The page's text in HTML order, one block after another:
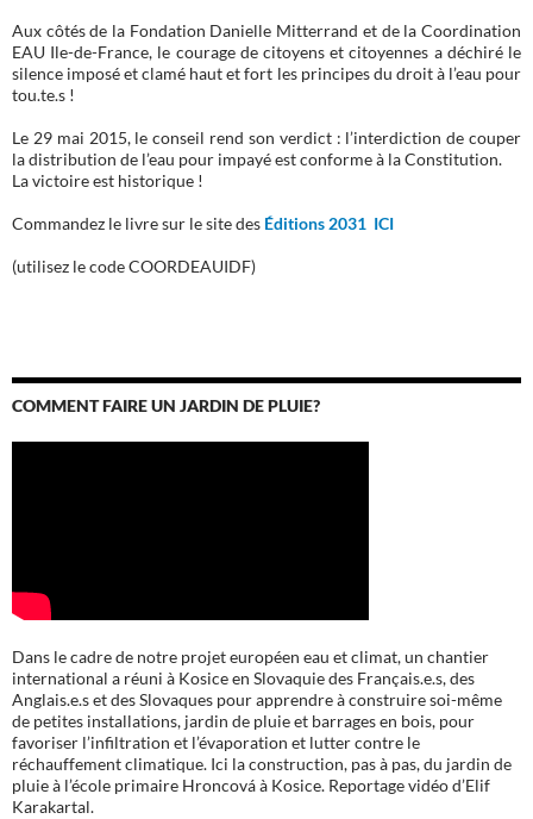
Aux côtés de la Fondation Danielle Mitterrand et de la Coordination
EAU Ile-de-France, le courage de citoyens et citoyennes a déchiré le
silence imposé et clamé haut et fort les principes du droit à l’eau pour
tou.te.s !
Le 29 mai 2015, le conseil rend son verdict : l’interdiction de couper
la distribution de l’eau pour impayé est conforme à la Constitution.
La victoire est historique !
Commandez le livre sur le site des Éditions 2031 ICI
(utilisez le code COORDEAUIDF)
COMMENT FAIRE UN JARDIN DE PLUIE?
Dans le cadre de notre projet européen eau et climat, un chantier
international a réuni à Kosice en Slovaquie des Français.e.s, des
Anglais.e.s et des Slovaques pour apprendre à construire soi-même
de petites installations, jardin de pluie et barrages en bois, pour
favoriser l’infiltration et l’évaporation et lutter contre le
réchauffement climatique. Ici la construction, pas à pas, du jardin de
pluie à l’école primaire Hroncová à Kosice. Reportage vidéo d’Elif
Karakartal.